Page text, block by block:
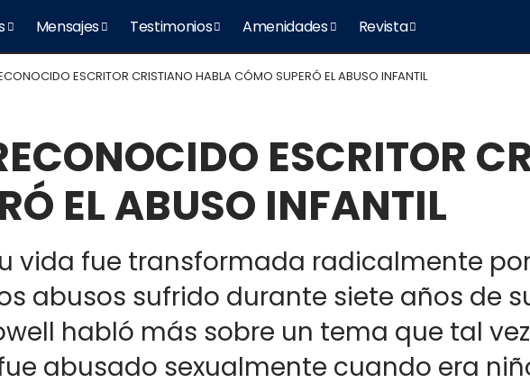
Mensajes Testimonios Amenidades Revista
ESCRITOR CRISTIANO HABLA CÓMO SUPERÓ EL ABUSO INFANTIL
ESCRITOR
EL ABUSO INFANTIL
vida fue transformada radicalmente
abusos sufrido durante siete años de
habló más sobre un tema que tal
abusado sexualmente cuando era